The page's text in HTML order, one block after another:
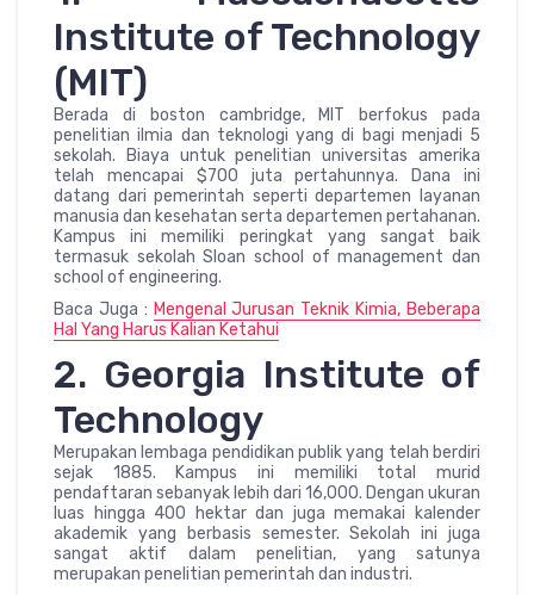
Institute of Technology
(MIT)
Berada di boston cambridge, MIT berfokus pada
penelitian ilmia dan teknologi yang di bagi menjadi 5
sekolah. Biaya untuk penelitian universitas amerika
telah mencapai $700 juta pertahunnya. Dana ini
datang dari pemerintah seperti departemen layanan
manusia dan kesehatan serta departemen pertahanan.
Kampus ini memiliki peringkat yang sangat baik
termasuk sekolah Sloan school of management dan
school of engineering.
Baca Juga : Mengenal Jurusan Teknik Kimia, Beberapa
Hal Yang Harus Kalian Ketahui
2. Georgia Institute of
Technology
Merupakan lembaga pendidikan publik yang telah berdiri
sejak 1885. Kampus ini memiliki total murid
pendaftaran sebanyak lebih dari 16,000. Dengan ukuran
luas hingga 400 hektar dan juga memakai kalender
akademik yang berbasis semester. Sekolah ini juga
sangat aktif dalam penelitian, yang satunya
merupakan penelitian pemerintah dan industri.